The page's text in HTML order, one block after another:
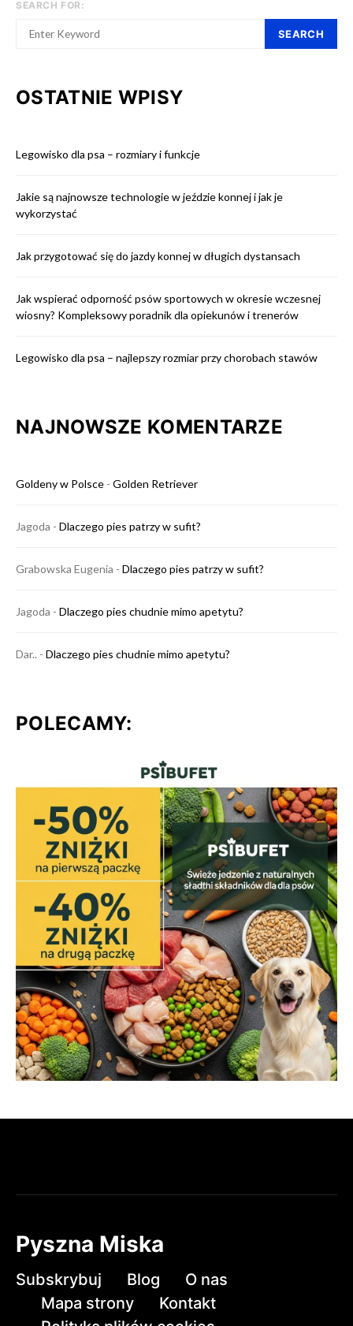
SEARCH FOR:
SEARCH
OSTATNIE WPISY
Legowisko dla psa – rozmiary i funkcje
Jakie są najnowsze technologie w jeździe konnej i jak je
wykorzystać
Jak przygotować się do jazdy konnej w długich dystansach
Jak wspierać odporność psów sportowych w okresie wczesnej
wiosny? Kompleksowy poradnik dla opiekunów i trenerów
Legowisko dla psa – najlepszy rozmiar przy chorobach stawów
NAJNOWSZE KOMENTARZE
Goldeny w Polsce - Golden Retriever
Jagoda - Dlaczego pies patrzy w sufit?
Grabowska Eugenia - Dlaczego pies patrzy w sufit?
Jagoda - Dlaczego pies chudnie mimo apetytu?
Dar.. - Dlaczego pies chudnie mimo apetytu?
POLECAMY:
Pyszna Miska
Subskrybuj Blog
O nas
Mapa strony
Kontakt